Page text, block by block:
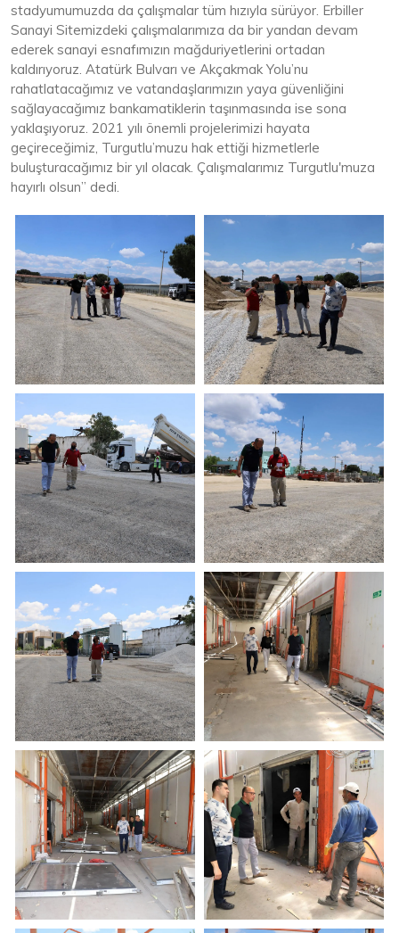
stadyumumuzda da çalışmalar tüm hızıyla sürüyor. Erbiller
Sanayi Sitemizdeki çalışmalarımıza da bir yandan devam
ederek sanayi esnafımızın mağduriyetlerini ortadan
kaldırıyoruz. Atatürk Bulvarı ve Akçakmak Yolu’nu
rahatlatacağımız ve vatandaşlarımızın yaya güvenliğini
sağlayacağımız bankamatiklerin taşınmasında ise sona
yaklaşıyoruz. 2021 yılı önemli projelerimizi hayata
geçireceğimiz, Turgutlu’muzu hak ettiği hizmetlerle
buluşturacağımız bir yıl olacak. Çalışmalarımız Turgutlu'muza
hayırlı olsun” dedi.